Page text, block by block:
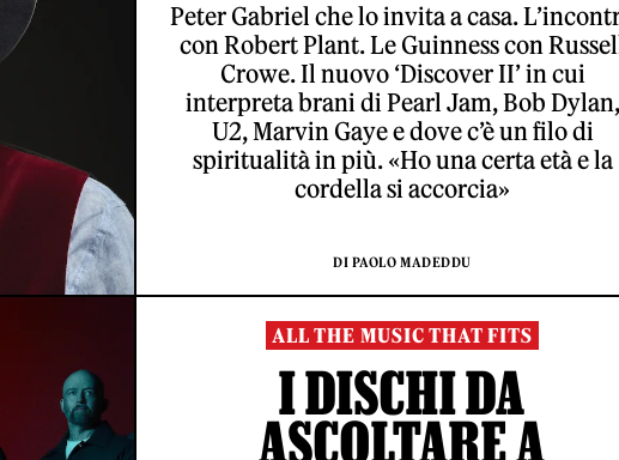
Peter Gabriel che lo invita a casa.
con Robert Plant. Le Guinness con
Crowe. Il nuovo ‘Discover II’ in cui
interpreta brani di Pearl Jam, Bob Dylan,
U2, Marvin Gaye e dove c’è un filo di
spiritualità in più. «Ho una certa età e la
cordella si accorcia»
DI PAOLO MADEDDU
ALL THE MUSIC THAT FITS
I DISCHI DA
ASCOLTARE A